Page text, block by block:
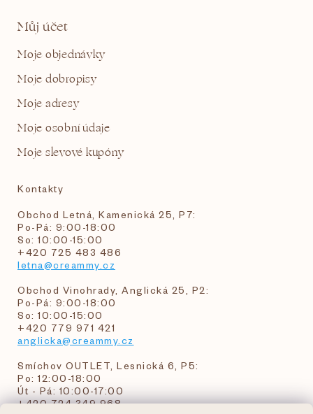
Můj účet
Moje objednávky
Moje dobropisy
Moje adresy
Moje osobní údaje
Moje slevové kupóny
Kontakty
Obchod Letná, Kamenická 25, P7:
Po-Pá: 9:00-18:00
So: 10:00-15:00
+420 725 483 486
letna@creammy.cz
Obchod Vinohrady, Anglická 25, P2:
Po-Pá: 9:00-18:00
So: 10:00-15:00
+420 779 971 421
anglicka@creammy.cz
Smíchov OUTLET, Lesnická 6, P5:
Po: 12:00-18:00
Út - Pá: 10:00-17:00
+420 724 349 968